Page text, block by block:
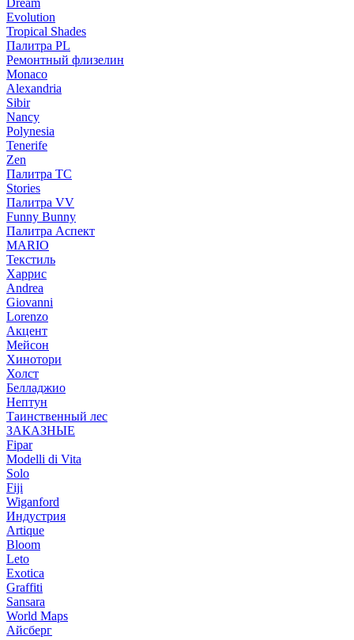
Dream
Evolution
Tropical Shades
Палитра PL
Ремонтный флизелин
Monaco
Alexandria
Sibir
Nancy
Polynesia
Tenerife
Zen
Палитра TC
Stories
Палитра VV
Funny Bunny
Палитра Аспект
MARIO
Текстиль
Харрис
Andrea
Giovanni
Lorenzo
Акцент
Мейсон
Хинотори
Холст
Белладжио
Нептун
Таинственный лес
ЗАКАЗНЫЕ
Fipar
Modelli di Vita
Solo
Fiji
Wiganford
Индустрия
Artique
Bloom
Leto
Exotica
Graffiti
Sansara
World Maps
Айсберг